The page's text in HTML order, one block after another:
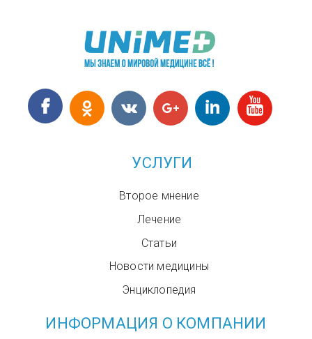
УСЛУГИ
Второе мнение
Лечение
Статьи
Новости медицины
Энциклопедия
ИНФОРМАЦИЯ О КОМПАНИИ